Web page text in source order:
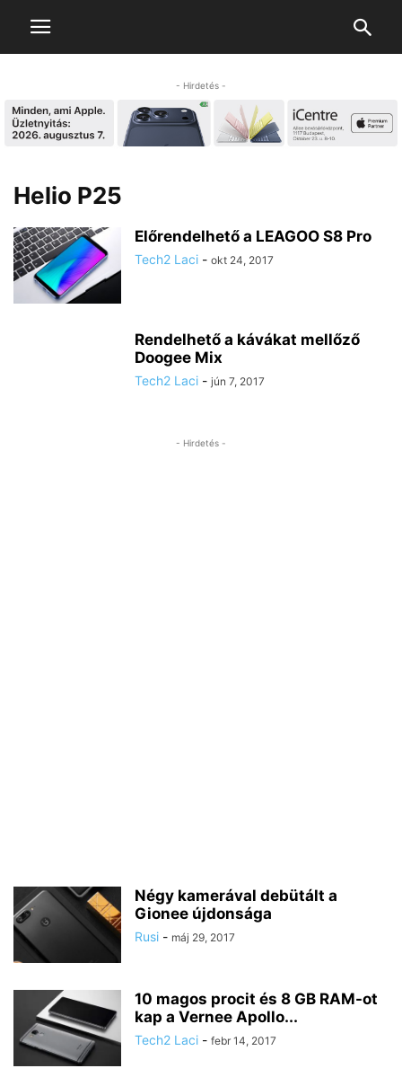
- Hirdetés -
Helio P25
Előrendelhető a LEAGOO S8 Pro
Tech2 Laci - okt 24, 2017
Rendelhető a kávákat mellőző
Doogee Mix
Tech2 Laci - jún 7, 2017
- Hirdetés -
Négy kamerával debütált a
Gionee újdonsága
Rusi - máj 29, 2017
10 magos procit és 8 GB RAM-ot
kap a Vernee Apollo...
Tech2 Laci - febr 14, 2017